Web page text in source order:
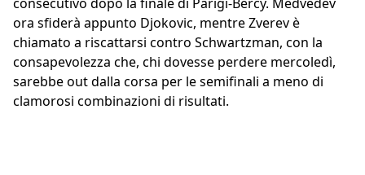
ora sfiderà appunto Djokovic, mentre Zverev è
chiamato a riscattarsi contro Schwartzman, con la
consapevolezza che, chi dovesse perdere mercoledì,
sarebbe out dalla corsa per le semifinali a meno di
clamorosi combinazioni di risultati.